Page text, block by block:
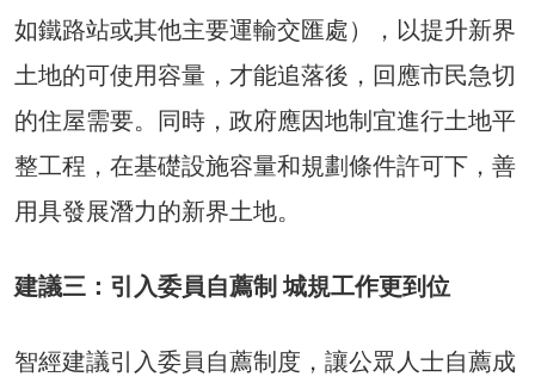
如鐵路站或其他主要運輸交匯處），以提升新界
土地的可使用容量，才能追落後，回應市民急切
的住屋需要。同時，政府應因地制宜進行土地平
整工程，在基礎設施容量和規劃條件許可下，善
用具發展潛力的新界土地。
建議三：引入委員自薦制 城規工作更到位
智經建議引入委員自薦制度，讓公眾人士自薦成